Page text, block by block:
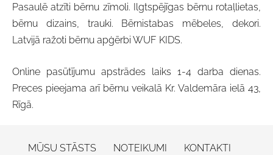
Pasaulē atzīti bērnu zīmoli. Ilgtspējīgas bērnu rotaļlietas,
bērnu dizains, trauki. Bērnistabas mēbeles, dekori.
Latvijā ražoti bērnu apģērbi WUF KIDS.
Online pasūtījumu apstrādes laiks 1-4 darba dienas.
Preces pieejama arī bērnu veikalā Kr. Valdemāra ielā 43,
Rīgā.
MŪSU STĀSTS NOTEIKUMI
KONTAKTI